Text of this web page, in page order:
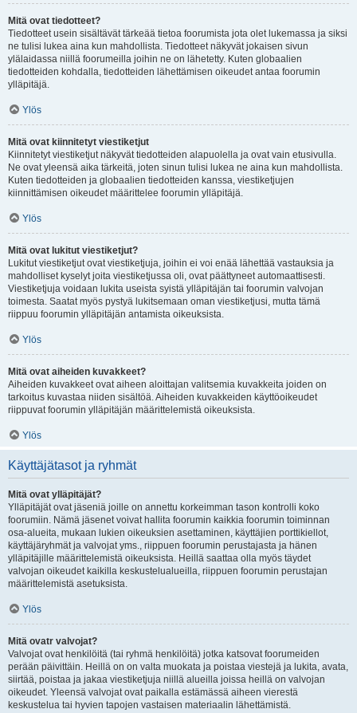
Mitä ovat tiedotteet?
Tiedotteet usein sisältävät tärkeää tietoa foorumista jota olet lukemassa ja siksi
ne tulisi lukea aina kun mahdollista. Tiedotteet näkyvät jokaisen sivun
ylälaidassa niillä foorumeilla joihin ne on lähetetty. Kuten globaalien
tiedotteiden kohdalla, tiedotteiden lähettämisen oikeudet antaa foorumin
ylläpitäjä.
Ylös
Mitä ovat kiinnitetyt viestiketjut
Kiinnitetyt viestiketjut näkyvät tiedotteiden alapuolella ja ovat vain etusivulla.
Ne ovat yleensä aika tärkeitä, joten sinun tulisi lukea ne aina kun mahdollista.
Kuten tiedotteiden ja globaalien tiedotteiden kanssa, viestiketjujen
kiinnittämisen oikeudet määrittelee foorumin ylläpitäjä.
Ylös
Mitä ovat lukitut viestiketjut?
Lukitut viestiketjut ovat viestiketjuja, joihin ei voi enää lähettää vastauksia ja
mahdolliset kyselyt joita viestiketjussa oli, ovat päättyneet automaattisesti.
Viestiketjuja voidaan lukita useista syistä ylläpitäjän tai foorumin valvojan
toimesta. Saatat myös pystyä lukitsemaan oman viestiketjusi, mutta tämä
riippuu foorumin ylläpitäjän antamista oikeuksista.
Ylös
Mitä ovat aiheiden kuvakkeet?
Aiheiden kuvakkeet ovat aiheen aloittajan valitsemia kuvakkeita joiden on
tarkoitus kuvastaa niiden sisältöä. Aiheiden kuvakkeiden käyttöoikeudet
riippuvat foorumin ylläpitäjän määrittelemistä oikeuksista.
Ylös
Käyttäjätasot ja ryhmät
Mitä ovat ylläpitäjät?
Ylläpitäjät ovat jäseniä joille on annettu korkeimman tason kontrolli koko
foorumiin. Nämä jäsenet voivat hallita foorumin kaikkia foorumin toiminnan
osa-alueita, mukaan lukien oikeuksien asettaminen, käyttäjien porttikiellot,
käyttäjäryhmät ja valvojat yms., riippuen foorumin perustajasta ja hänen
ylläpitäjille määrittelemistä oikeuksista. Heillä saattaa olla myös täydet
valvojan oikeudet kaikilla keskustelualueilla, riippuen foorumin perustajan
määrittelemistä asetuksista.
Ylös
Mitä ovatr valvojat?
Valvojat ovat henkilöitä (tai ryhmä henkilöitä) jotka katsovat foorumeiden
perään päivittäin. Heillä on on valta muokata ja poistaa viestejä ja lukita, avata,
siirtää, poistaa ja jakaa viestiketjuja niillä alueilla joissa heillä on valvojan
oikeudet. Yleensä valvojat ovat paikalla estämässä aiheen vierestä
keskustelua tai hyvien tapojen vastaisen materiaalin lähettämistä.